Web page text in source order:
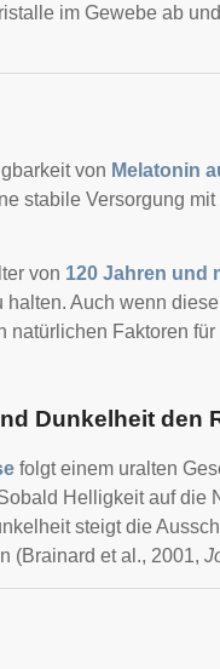
im Gewebe ab
von Melatonin
stabile Versorgung
von 120 Jahren und
Auch wenn
natürlichen Faktoren
Dunkelheit den
folgt einem uralten
Helligkeit auf die
steigt die
(Brainard et al., 2001,